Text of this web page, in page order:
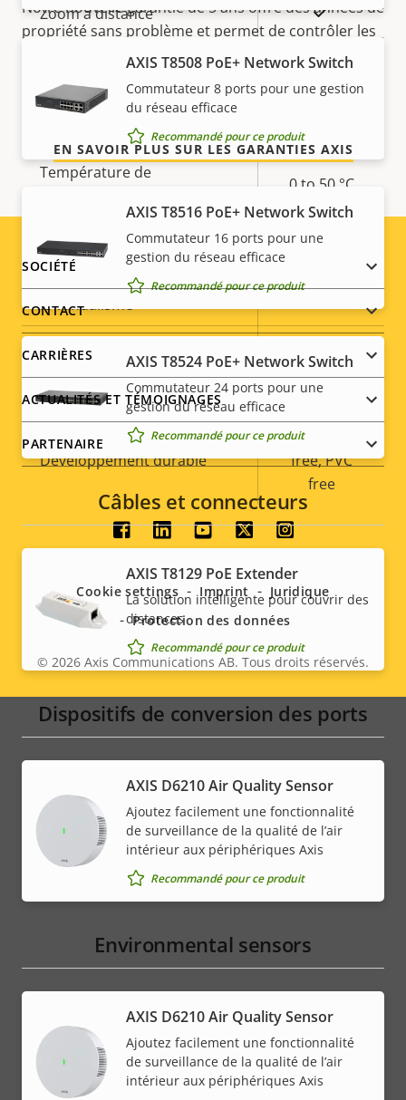
propriété propriété
Zoom à distance Oui
Éclairage IR intégré Oui
Stockage local (fente pour
carte mémoire)
Température de
0 to 50 °C
Utilisable en extérieur –
Indice de protection contre
le vandalisme
IK10
Indice de protection IP
Conçu pour être repeint
Développement durable
BFR/CFR
free, PVC
free
AXIS T8508 PoE+ Network Switch
Commutateur 8 ports pour une gestion
du réseau efficace
Recommandé pour ce produit
AXIS T8516 PoE+ Network Switch
Commutateur 16 ports pour une
gestion du réseau efficace
Recommandé pour ce produit
AXIS T8524 PoE+ Network Switch
Commutateur 24 ports pour une
gestion du réseau efficace
Recommandé pour ce produit
Câbles et connecteurs
AXIS T8129 PoE Extender
La solution intelligente pour couvrir des
distances
Recommandé pour ce produit
Dispositifs de conversion des ports
AXIS D6210 Air Quality Sensor
Ajoutez facilement une fonctionnalité
de surveillance de la qualité de l’air
intérieur aux périphériques Axis
Recommandé pour ce produit
Environmental sensors
AXIS D6210 Air Quality Sensor
Ajoutez facilement une fonctionnalité
de surveillance de la qualité de l’air
intérieur aux périphériques Axis
Notre nouvelle garantie de 5 ans offre des années de
propriété sans problème et permet de contrôler les
coûts. En outre, rien n'est caché dans les petits
promettons.
EN SAVOIR PLUS SUR LES GARANTIES AXIS
Footer
menu
SOCIÉTÉ
CONTACT
CARRIÈRES
ACTUALITÉS ET TÉMOIGNAGES
PARTENAIRE
Social
menu
Legal
menu
© 2026 Axis Communications AB. Tous droits réservés.
Cookie settings Imprint
Juridique
Protection des données